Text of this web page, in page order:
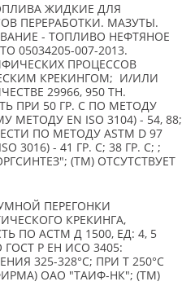
ЖИДКИЕ ДЛЯ
ПЕРЕРАБОТКИ. МАЗУТЫ.
- ТОПЛИВО НЕФТЯНОЕ
05034205-007-2013.
ПРОЦЕССОВ
КРЕКИНГОМ; И/ИЛИ
29966, 950 ТН.
ПРИ 50 ГР. С ПО МЕТОДУ
МЕТОДУ EN ISO 3104) - 54, 88;
ПО МЕТОДУ ASTM D 97
3016) - 41 ГР. С; 38 ГР. С; ;
(TM) ОТСУТСТВУЕТ
ПЕРЕГОНКИ
КРЕКИНГА,
ПО АСТМ Д 1500, ЕД: 4, 5
Р ЕН ИСО 3405:
325-328°С; ПРИ Т 250°С
ОАО "ТАИФ-НК"; (TM)